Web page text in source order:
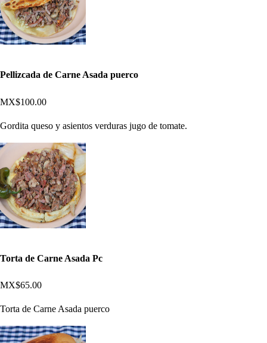
Pellizcada de Carne Asada puerco
MX$100.00
Gordita queso y asientos verduras jugo de tomate.
Torta de Carne Asada Pc
MX$65.00
Torta de Carne Asada puerco